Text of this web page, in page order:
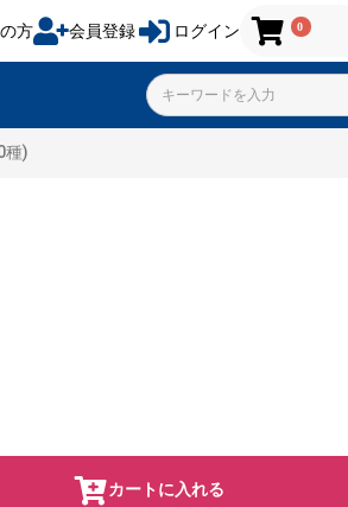
方 会員登録 ログイン 0
種)
カートに入れる